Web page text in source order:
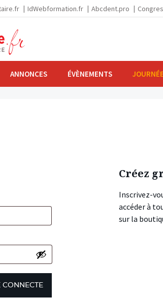
IdWebformation.fr Abcdent.pro
ANNONCES ÉVÈNEMENTS
CONNECTE
Créez
Inscrivez-
accéder à
sur la